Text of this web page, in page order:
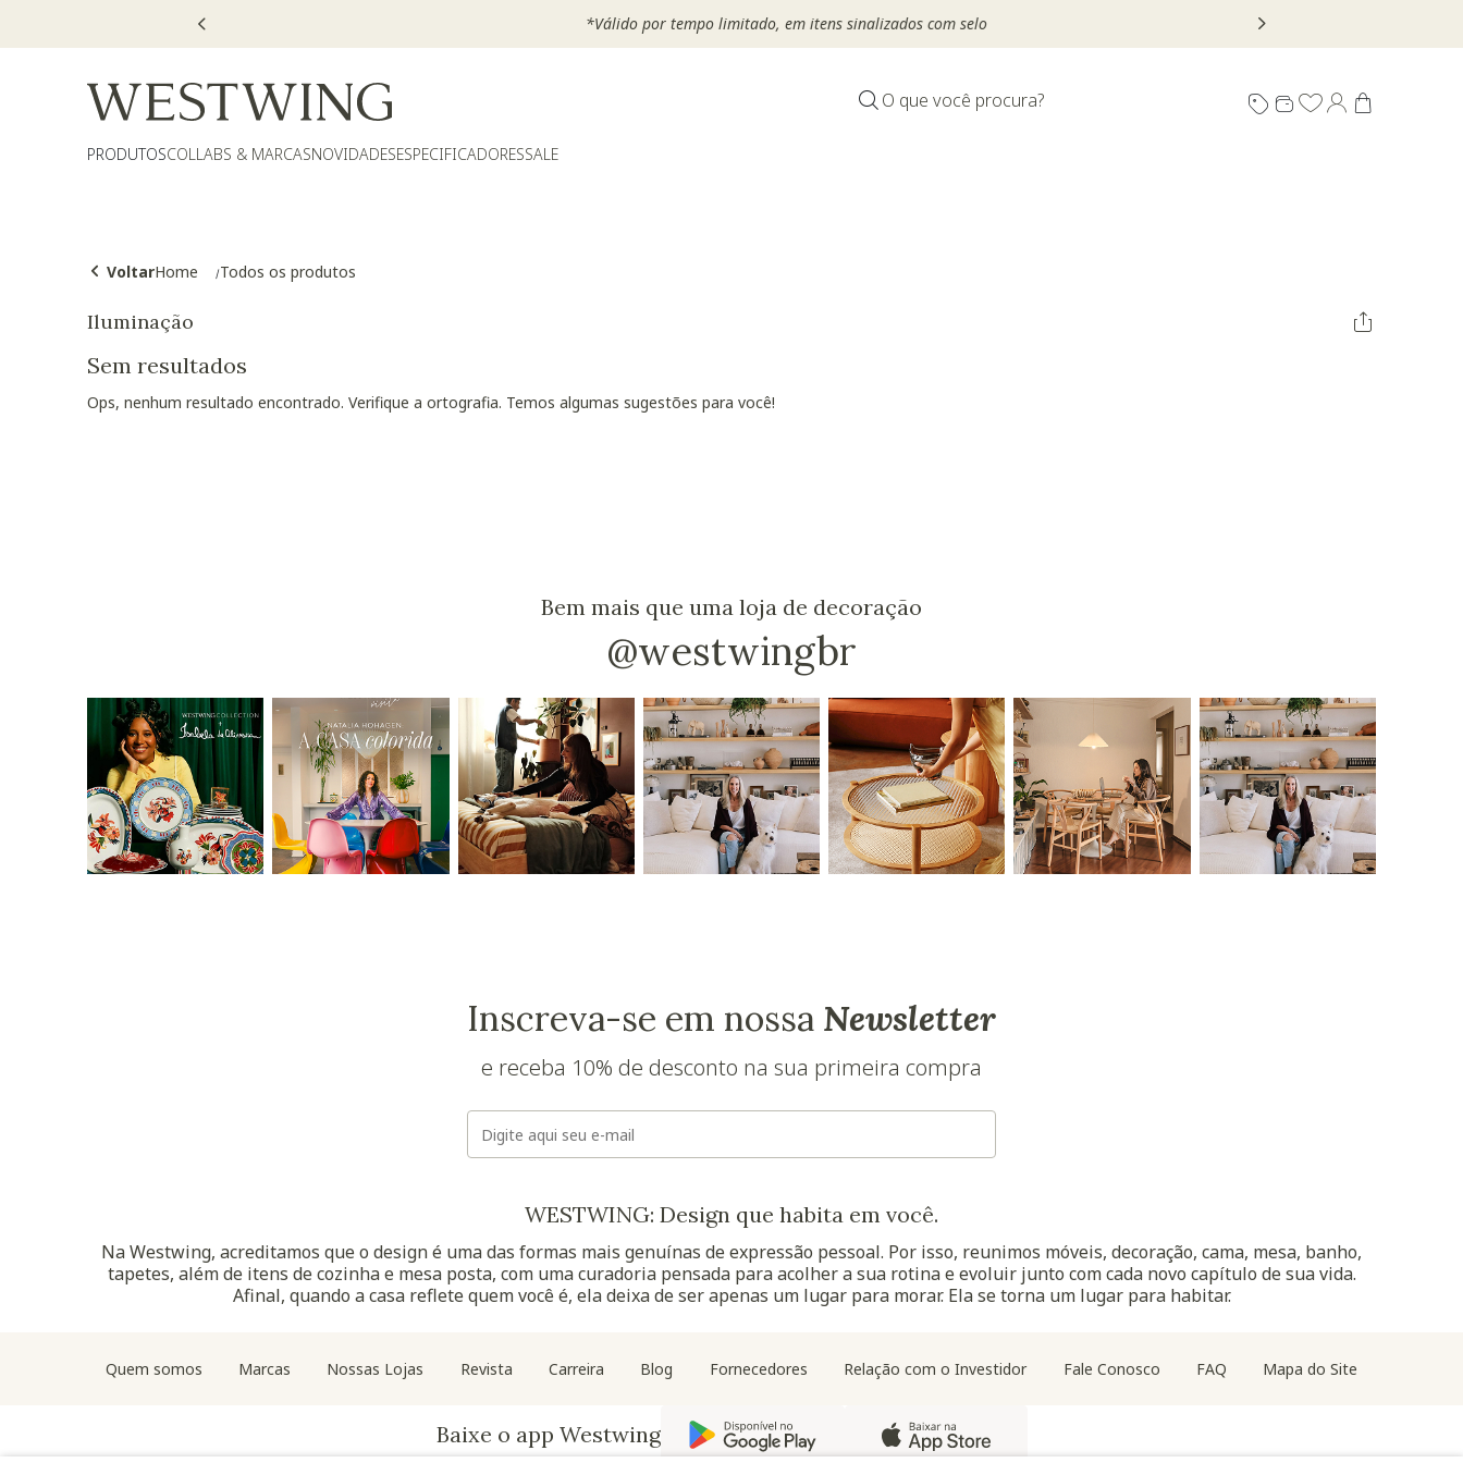
*Válido por tempo limitado, em itens sinalizados com selo
O que você procura?
PRODUTOSCOLLABS & MARCASNOVIDADESESPECIFICADORESSALE
VoltarHome Todos os produtos
Iluminação
Sem resultados
Ops, nenhum resultado encontrado. Verifique a ortografia. Temos algumas sugestões para você!
Bem mais que uma loja de decoração
@westwingbr
Inscreva-se em nossa Newsletter
e receba 10% de desconto na sua primeira compra
WESTWING: Design que habita em você.
Na Westwing, acreditamos que o design é uma das formas mais genuínas de expressão pessoal. Por isso, reunimos móveis, decoração, cama, mesa, banho,
tapetes, além de itens de cozinha e mesa posta, com uma curadoria pensada para acolher a sua rotina e evoluir junto com cada novo capítulo de sua vida.
Afinal, quando a casa reflete quem você é, ela deixa de ser apenas um lugar para morar. Ela se torna um lugar para habitar.
Quem somos Marcas Nossas Lojas Revista Carreira Blog Fornecedores Relação com o Investidor Fale Conosco FAQ Mapa do Site
Baixe o app Westwing